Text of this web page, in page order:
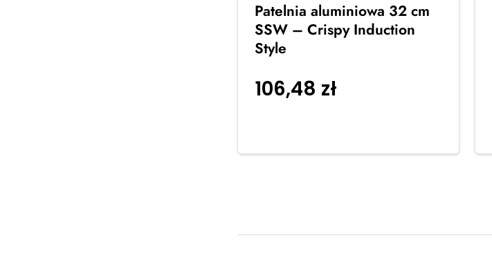
Patelnia aluminiowa 32 cm
SSW – Crispy Induction
Style
106,48 zł